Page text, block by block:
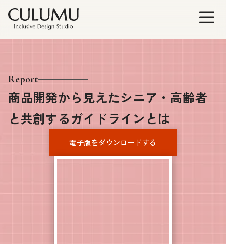
商品開発から見えたシニア・高齢者
と共創するガイドラインとは
Report
電子版をダウンロードする